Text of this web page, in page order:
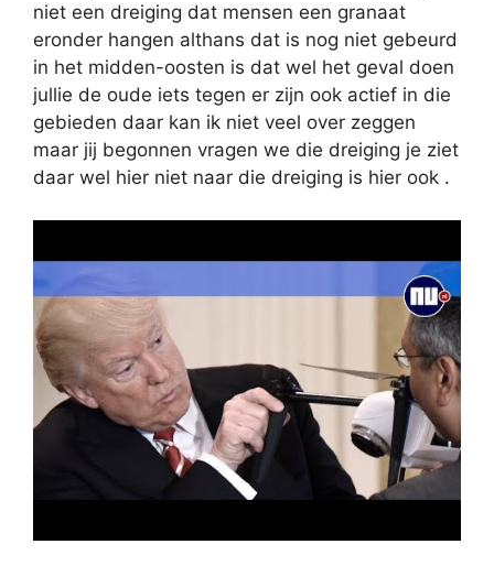
niet een dreiging dat mensen een granaat
eronder hangen althans dat is nog niet gebeurd
in het midden-oosten is dat wel het geval doen
jullie de oude iets tegen er zijn ook actief in die
gebieden daar kan ik niet veel over zeggen
maar jij begonnen vragen we die dreiging je ziet
daar wel hier niet naar die dreiging is hier ook .